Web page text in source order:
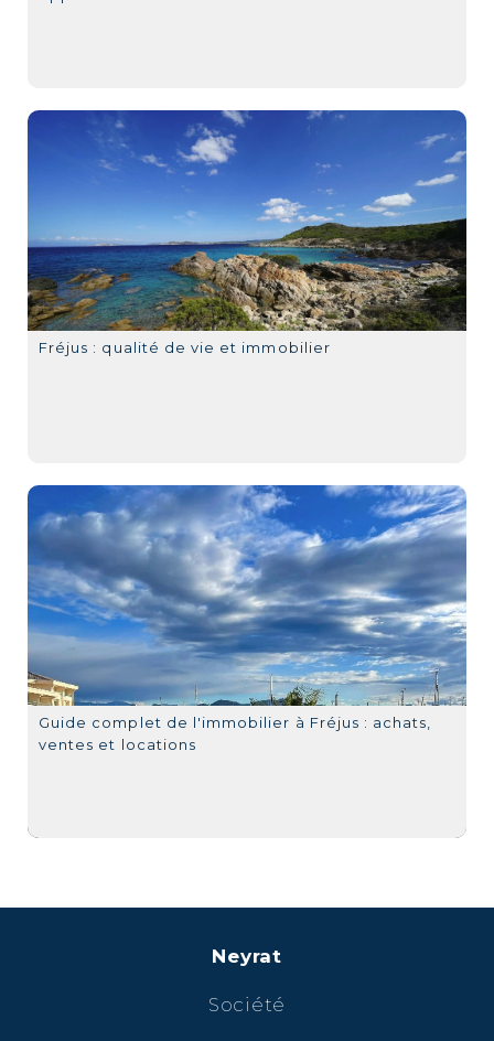
Fréjus : qualité de vie et immobilier
Guide complet de l'immobilier à Fréjus : achats,
ventes et locations
Neyrat
Société